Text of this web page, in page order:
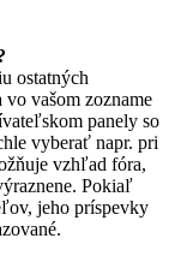
ostatných
vašom zozname
panely so
vyberať napr. pri
vzhľad fóra,
Pokiaľ
jeho príspevky